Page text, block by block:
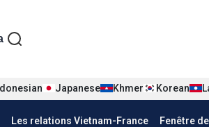
Pháp
Japanese Khmer Korean
Les relations Vietnam-France Fenêtre